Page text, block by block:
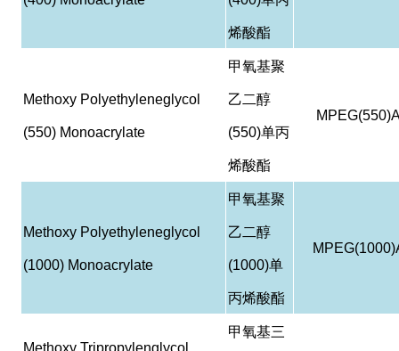
烯酸酯
Methoxy Polyethyleneglycol
(550) Monoacrylate
甲氧基聚
乙二醇
(550)单丙
烯酸酯
Methoxy Polyethyleneglycol
(1000) Monoacrylate
甲氧基聚
乙二醇
(1000)单
丙烯酸酯
Methoxy Tripropylenglycol
甲氧基三